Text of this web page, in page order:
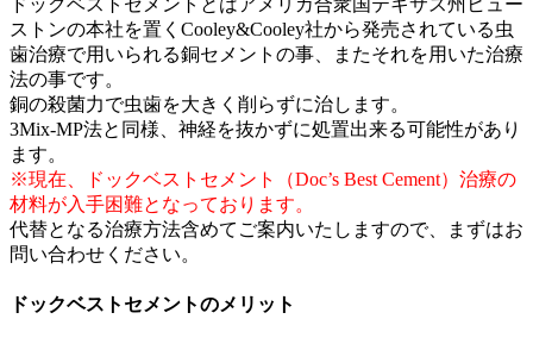
ドックベストセメントとはアメリカ合衆国テキサス州ヒュー
ストンの本社を置くCooley&Cooley社から発売されている虫
歯治療で用いられる銅セメントの事、またそれを用いた治療
法の事です。
銅の殺菌力で虫歯を大きく削らずに治します。
3Mix-MP法と同様、神経を抜かずに処置出来る可能性があり
ます。
※現在、ドックベストセメント（Doc’s Best Cement）治療の
材料が入手困難となっております。
代替となる治療方法含めてご案内いたしますので、まずはお
問い合わせください。
ドックベストセメントのメリット